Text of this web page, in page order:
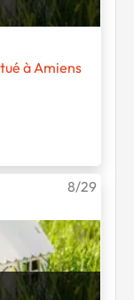
à Amiens
8/29